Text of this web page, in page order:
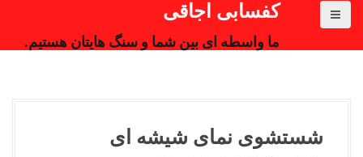
کفسابی اجاقی
ما واسطه ای بین شما و سنگ هایتان هستیم.
شستشوی نمای شیشه ای